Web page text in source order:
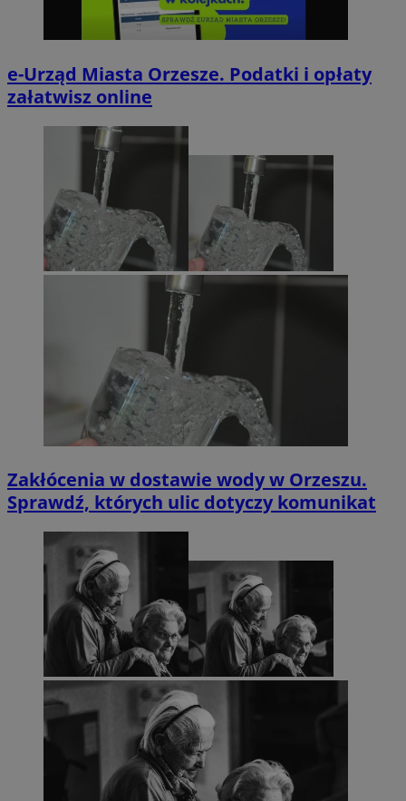
e-Urząd Miasta Orzesze. Podatki i opłaty
załatwisz online
Zakłócenia w dostawie wody w Orzeszu.
Sprawdź, których ulic dotyczy komunikat